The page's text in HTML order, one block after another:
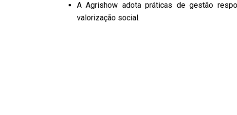
A Agrishow adota práticas de gestão
valorização social.